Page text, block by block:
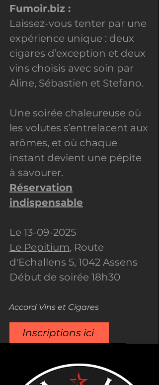
Fumoir.biz :
Laissez-vous tenter par une
expérience unique : deux
cigares d’exception et deux
vins choisis avec soin par
Aline, Sébastien et Stefano.
Une soirée chaleureuse où
les volutes s’entrelacent aux
arômes, et où chaque
instant devient une pépite
à savourer.
Réservation
indispensable
Le 13-09-2025
Le Pepitium, Route
d'Echallens 5, 1042 Assens
Début de soirée 18h30
Accord Vins et Cigares
Inscriptions ici